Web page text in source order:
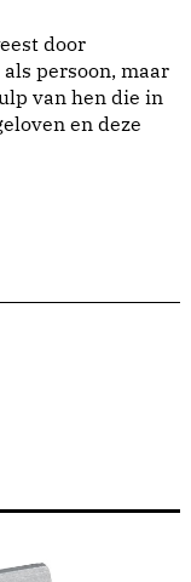
door
persoon, maar
van hen die in
en deze